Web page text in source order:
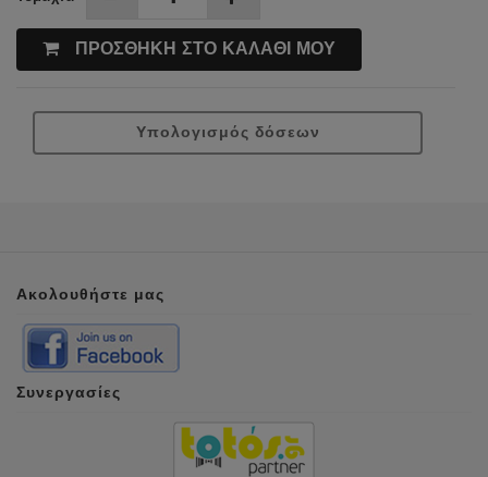
ΠΡΟΣΘΗΚΗ ΣΤΟ ΚΑΛΑΘΙ ΜΟΥ
Υπολογισμός δόσεων
Ακολουθήστε μας
Συνεργασίες